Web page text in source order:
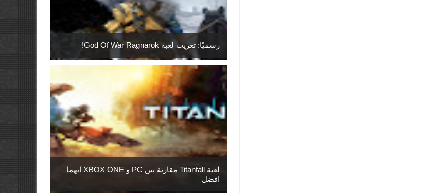
رسميًا: تعريب لعبة God Of War Ragnarok!
لعبة Titanfall مقارنة بين PC و XBOX ONE ايهما
افضل